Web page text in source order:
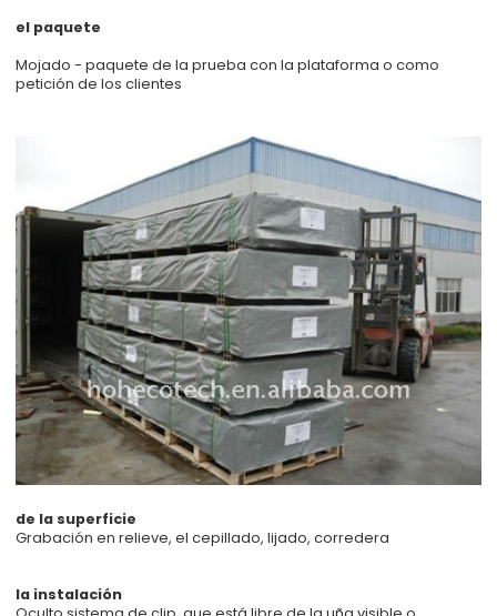
el paquete
Mojado - paquete de la prueba con la plataforma o como
petición de los clientes
de la superficie
Grabación en relieve, el cepillado, lijado, corredera
la instalación